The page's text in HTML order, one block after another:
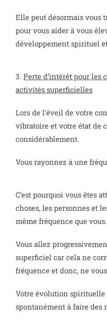
Elle peut désormais vous
pour vous aider à vous
développement spirituel
3.Perte d’intérêt pour les
activités superficielles
Lors de l’éveil de votre
vibratoire et votre état de
considérablement.
Vous rayonnez à une
C’est pourquoi vous êtes
choses, les personnes et
même fréquence que vous.
Vous allez
superficiel car cela ne
fréquence et donc, ne
Votre évolution spirituelle
spontanément à faire des